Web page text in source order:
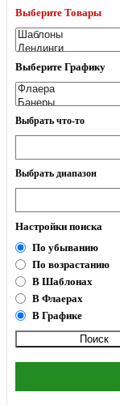
Выберите Товары
Выберите Графику
Выбрать что-то
Выбрать диапазон
Настройки поиска
По убыванию
По возрастанию
В Шаблонах
В Флаерах
В Графике